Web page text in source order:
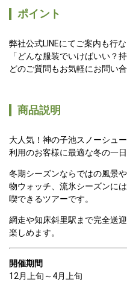
ポイント
弊社公式LINEにてご案内も行
「どんな服装でいけばいい？
どのご質問もお気軽にお問い
商品説明
大人気！神の子池スノーシュ
利用のお客様に最適な冬の一
冬期シーズンならではの風景
物ウォッチ、流氷シーズンに
喫できるツアーです。
網走や知床斜里駅まで完全送
楽しめます。
開催期間
12月上旬～4月上旬